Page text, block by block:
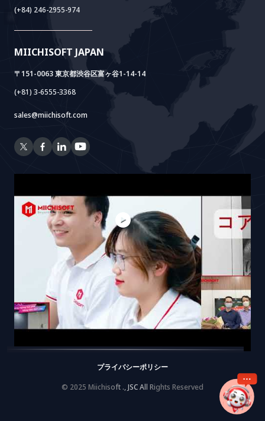
(+84) 246-2955-974
MIICHISOFT JAPAN
〒151-0063 東京都渋谷区富ヶ谷1-14-14
(+81) 3-6555-3368
sales@miichisoft.com
Cloud Lab
RAG Package
法人設立支援
© 2025 Miichisoft ., JSC All Rights Reserved
プライバシーポリシー